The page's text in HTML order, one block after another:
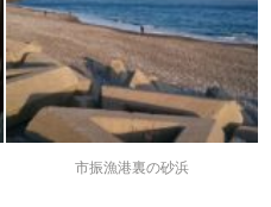
市振漁港裏の砂浜